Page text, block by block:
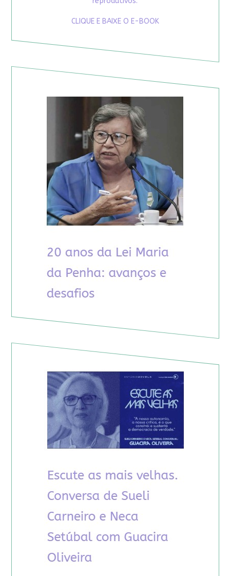
CLIQUE E BAIXE O E-BOOK